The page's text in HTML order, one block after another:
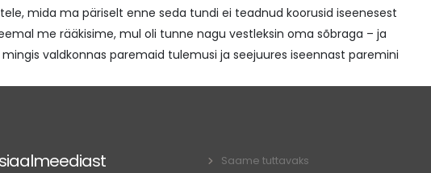
mida ma päriselt enne seda tundi ei teadnud koorusid iseenesest
me rääkisime, mul oli tunne nagu vestleksin oma sõbraga – ja
valdkonnas paremaid tulemusi ja seejuures iseennast paremini
Saame tuttavaks